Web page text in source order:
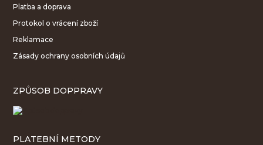
Platba a doprava
Protokol o vrácení zboží
Reklamace
Zásady ochrany osobních údajů
ZPŮSOB DOPPRAVY
PLATEBNÍ METODY